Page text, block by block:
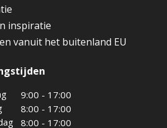
inspiratie
vanuit het buitenland EU
9:00 - 17:00
8:00 - 17:00
8:00 - 17:00